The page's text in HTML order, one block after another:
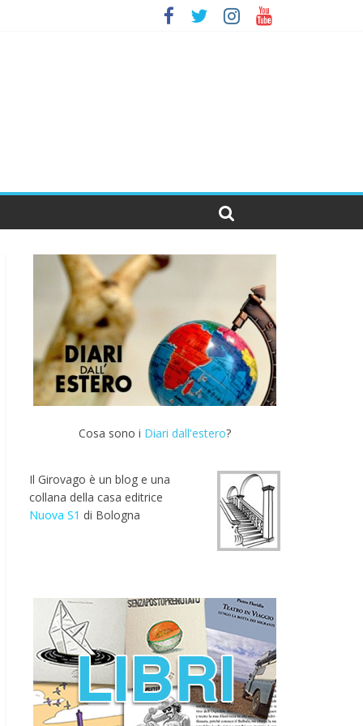
Cosa sono i Diari dall'estero?
Il Girovago è un blog e una
collana della casa editrice
Nuova S1 di Bologna